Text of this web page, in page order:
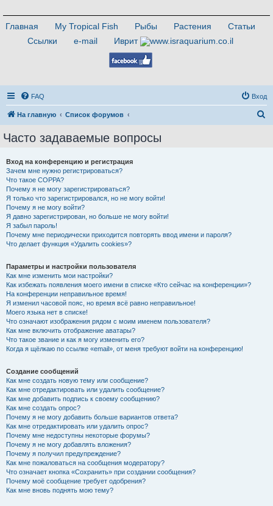
Главная My Tropical Fish Рыбы Растения
Статьи
Ссылки
e-mail Иврит
FAQ Вход
На главную Список форумов
Часто задаваемые вопросы
Вход на конференцию и регистрация
Зачем мне нужно регистрироваться?
Что такое COPPA?
Почему я не могу зарегистрироваться?
Я только что зарегистрировался, но не могу войти!
Почему я не могу войти?
Я давно зарегистрирован, но больше не могу войти!
Я забыл пароль!
Почему мне периодически приходится повторять ввод имени и пароля?
Что делает функция «Удалить cookies»?
Параметры и настройки пользователя
Как мне изменить мои настройки?
Как избежать появления моего имени в списке «Кто сейчас на конференции»?
На конференции неправильное время!
Я изменил часовой пояс, но время всё равно неправильное!
Моего языка нет в списке!
Что означают изображения рядом с моим именем пользователя?
Как мне включить отображение аватары?
Что такое звание и как я могу изменить его?
Когда я щёлкаю по ссылке «email», от меня требуют войти на конференцию!
Создание сообщений
Как мне создать новую тему или сообщение?
Как мне отредактировать или удалить сообщение?
Как мне добавить подпись к своему сообщению?
Как мне создать опрос?
Почему я не могу добавить больше вариантов ответа?
Как мне отредактировать или удалить опрос?
Почему мне недоступны некоторые форумы?
Почему я не могу добавлять вложения?
Почему я получил предупреждение?
Как мне пожаловаться на сообщения модератору?
Что означает кнопка «Сохранить» при создании сообщения?
Почему моё сообщение требует одобрения?
Как мне вновь поднять мою тему?